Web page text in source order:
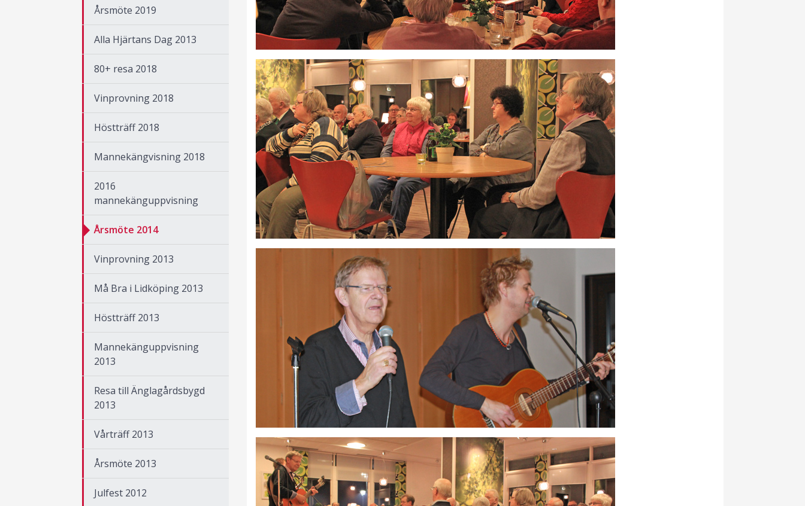
Årsmöte 2019
Alla Hjärtans Dag 2013
80+ resa 2018
Vinprovning 2018
Höstträff 2018
Mannekängvisning 2018
2016
mannekänguppvisning
Årsmöte 2014
Vinprovning 2013
Må Bra i Lidköping 2013
Höstträff 2013
Mannekänguppvisning
2013
Resa till Änglagårdsbygd
2013
Vårträff 2013
Årsmöte 2013
Julfest 2012